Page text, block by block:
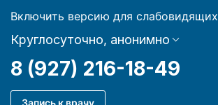
Включить версию для слабовидящих
Круглосуточно, анонимно
8 (927) 216-18-49
Запись к врачу